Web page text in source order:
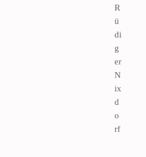
R
ü
di
g
er
N
ix
d
o
rf